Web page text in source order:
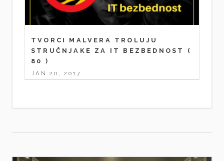
TVORCI MALVERA TROLUJU
STRUČNJAKE ZA IT BEZBEDNOST
(
80 )
JAN 20, 2017